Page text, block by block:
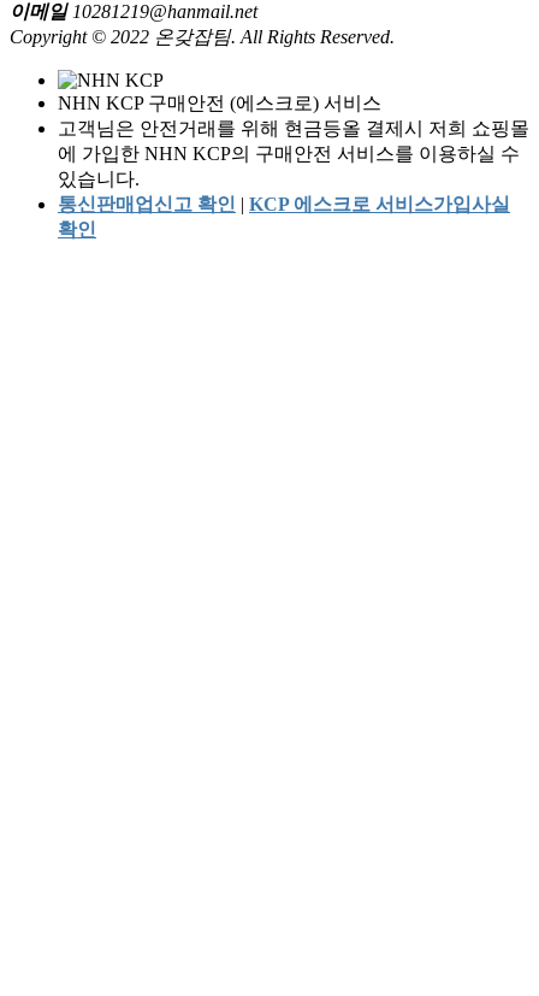
이메일10281219@hanmail.net
Copyright © 2022 온갖잡팀. All Rights Reserved.
NHN KCP 구매안전 (에스크로) 서비스
고객님은 안전거래를 위해 현금등올 결제시 저희 쇼핑몰
에 가입한 NHN KCP의 구매안전 서비스를 이용하실 수
있습니다.
통신판매업신고 확인 | KCP 에스크로 서비스가입사실
확인